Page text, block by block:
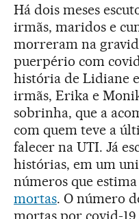
Há dois meses
irmãs, maridos e
morreram na
puerpério com
história de Lidiane
irmãs, Erika e
sobrinha, que a
com quem teve a
falecer na UTI. Já
histórias, em um
números que estima
mortas. O número
mortas por covid-